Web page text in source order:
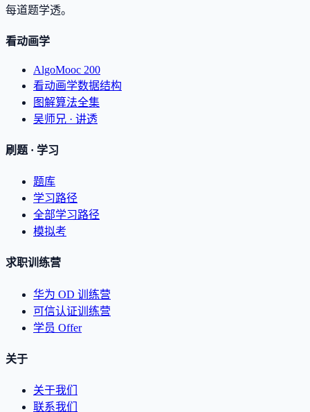
每道题学透。
看动画学
AlgoMooc 200
看动画学数据结构
图解算法全集
吴师兄 · 讲透
刷题 · 学习
题库
学习路径
全部学习路径
模拟考
求职训练营
华为 OD 训练营
可信认证训练营
学员 Offer
关于
关于我们
联系我们